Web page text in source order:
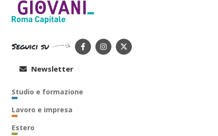
Seguici su
Newsletter
Studio e formazione
Lavoro e impresa
Estero